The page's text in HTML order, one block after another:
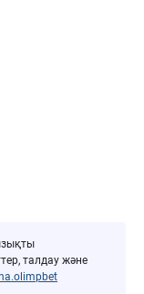
талдау және